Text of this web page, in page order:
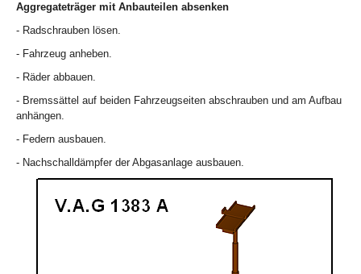
Aggregateträger mit Anbauteilen absenken
- Radschrauben lösen.
- Fahrzeug anheben.
- Räder abbauen.
- Bremssättel auf beiden Fahrzeugseiten abschrauben und am Aufbau
anhängen.
- Federn ausbauen.
- Nachschalldämpfer der Abgasanlage ausbauen.